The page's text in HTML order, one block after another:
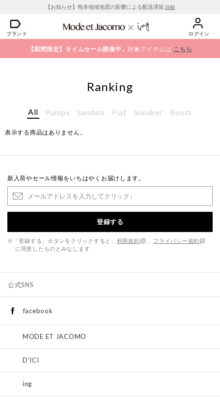
【お知らせ】熊本地域地震の影響による配送遅延 詳細
ブランド ログイン
【期間限定】タイムセール開催中。対象アイテムは こちら
Ranking
All Pumps Sandals Flat Sneaker Boots
表示する商品はありません。
新入荷やセール情報をいちはやくお届けします。
登録する
※「登録する」ボタンをクリックすると、 利用規約
プライバシー規約
に同意したものとみなします
公式SNS
facebook
MODE ET JACOMO
D'ICI
ing